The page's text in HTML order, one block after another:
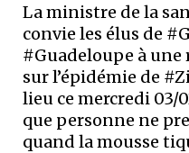
La ministre de la
convie les élus de
#Guadeloupe à
sur l’épidémie de
lieu ce mercredi 03/
que personne ne
quand la mousse